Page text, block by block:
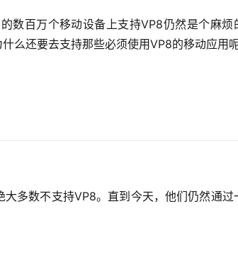
数百万个移动设备上支持VP8仍然是个麻烦
么还要去支持那些必须使用VP8的移动应用
多数不支持VP8。直到今天，他们仍然通过